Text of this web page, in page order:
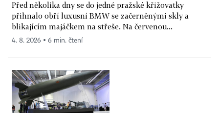
Před několika dny se do jedné pražské křižovatky
přihnalo obří luxusní BMW se začerněnými skly a
blikajícím majáčkem na střeše. Na červenou...
4. 8. 2026 ▪ 6 min. čtení